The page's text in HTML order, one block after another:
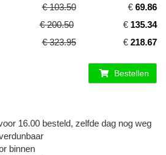
€ 103.50 € 69.86
€ 200.50 € 135.34
€ 323.95 € 218.67
Bestellen
16.00 besteld, zelfde dag nog weg
binnen